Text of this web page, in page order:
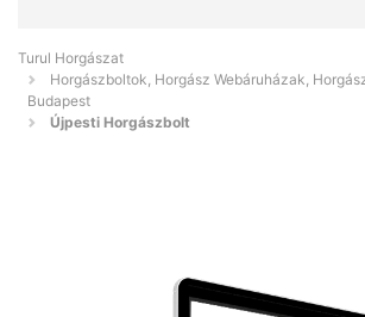
Turul Horgászat
Horgászboltok, Horgász Webáruházak,
Budapest
Újpesti Horgászbolt